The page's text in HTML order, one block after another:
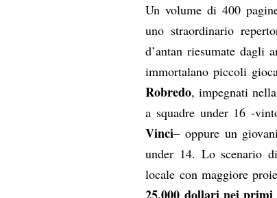
Un volume di 400
uno straordinario
d’antan riesumate dagli
immortalano piccoli
Robredo, impegnati
a squadre under 16 -
Vinci– oppure un
under 14. Lo scenario
locale con maggiore